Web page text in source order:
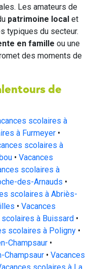
Les amateurs de
patrimoine local et
typiques du secteur.
en famille ou une
des moments de
de
scolaires à
à Furmeyer •
scolaires à
• Vacances
scolaires à
des-Arnauds •
scolaires à Abriès-
• Vacances
scolaires à Buissard •
scolaires à Poligny •
Champsaur •
Champsaur • Vacances